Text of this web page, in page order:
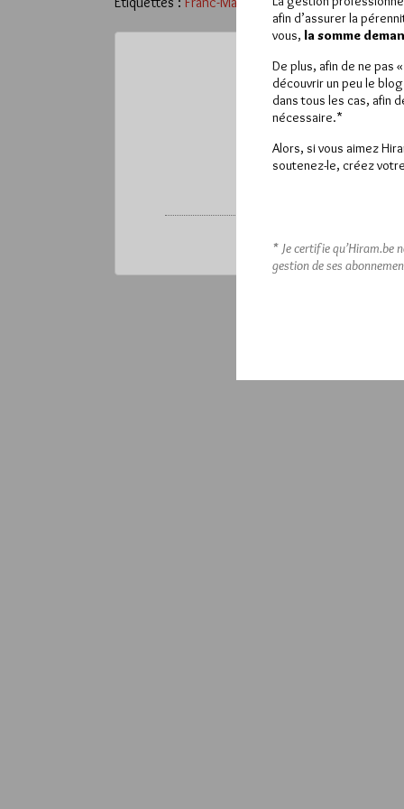
La rédaction de
Si vous souhaitez
Déjà
afin d’assurer la
vous, la somme
De plus, afin de ne pas
découvrir un peu le
dans tous les cas, afin
nécessaire.*
Alors, si vous aimez
soutenez-le, créez
* Je certifie qu’Hiram.be
gestion de ses